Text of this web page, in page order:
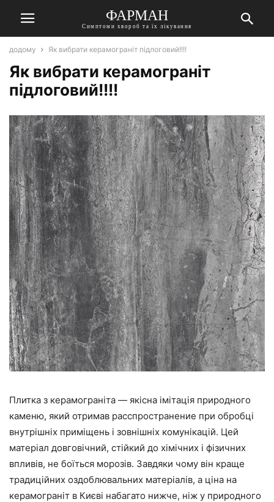
ФАРМАН
Симптоми хвороб та їх лікування
додому Як вибрати керамограніт підлоговий!!!!
Як вибрати керамограніт
підлоговий!!!!
Плитка з керамограніта — якісна імітація природного
каменю, який отримав расспространение при обробці
внутрішніх приміщень і зовнішніх комунікацій. Цей
матеріал довговічний, стійкий до хімічних і фізичних
впливів, не боїться морозів. Завдяки чому він краще
традиційних оздоблювальних матеріалів, а ціна на
керамограніт в Києві набагато нижче, ніж у природного